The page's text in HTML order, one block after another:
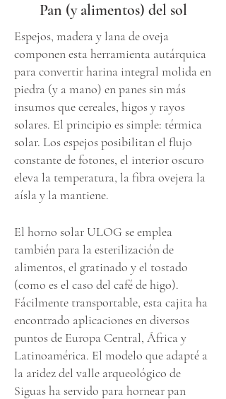
Pan (y alimentos) del sol
Espejos, madera y lana de oveja
componen esta herramienta autárquica
para convertir harina integral molida en
piedra (y a mano) en panes sin más
insumos que cereales, higos y rayos
solares. El principio es simple: térmica
solar. Los espejos posibilitan el flujo
constante de fotones, el interior oscuro
eleva la temperatura, la fibra ovejera la
aísla y la mantiene.
El horno solar ULOG se emplea
también para la esterilización de
alimentos, el gratinado y el tostado
(como es el caso del café de higo).
Fácilmente transportable, esta cajita ha
encontrado aplicaciones en diversos
puntos de Europa Central, África y
Latinoamérica. El modelo que adapté a
la aridez del valle arqueológico de
Siguas ha servido para hornear pan